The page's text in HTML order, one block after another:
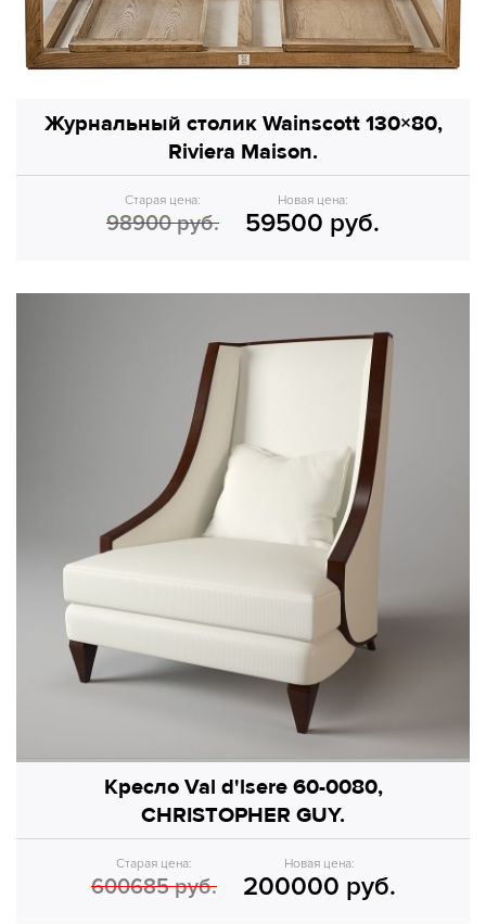
Журнальный столик Wainscott 130×80,
Riviera Maison.
Старая цена:
98900 руб.
Новая цена:
59500 руб.
Кресло Val d'lsere 60-0080,
CHRISTOPHER GUY.
Старая цена:
600685 руб.
Новая цена:
200000 руб.